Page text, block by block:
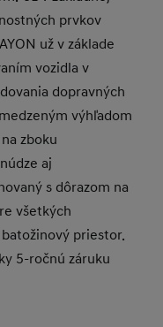
prvkov
už v základe
vozidla v
dopravných
výhľadom
zboku
aj
s dôrazom na
všetkých
priestor.
5-ročnú záruku